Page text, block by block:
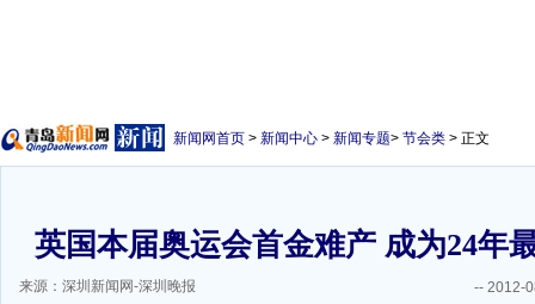
新闻网首页 > 新闻中心 > 新闻专题> 节会类 > 正文
英国本届奥运会首金难产 成为24年
来源：深圳新闻网-深圳晚报 -- 2012-